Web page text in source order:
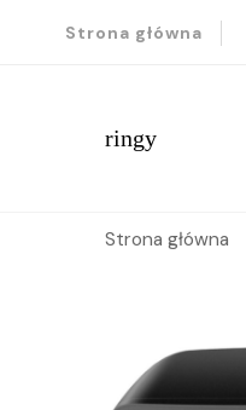
Strona główna
ringy
Strona główna